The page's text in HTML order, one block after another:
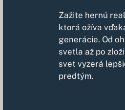
Zažite hernú
ktorá ožíva
generácie. Od
svetla až po
svet vyzerá
predtým.